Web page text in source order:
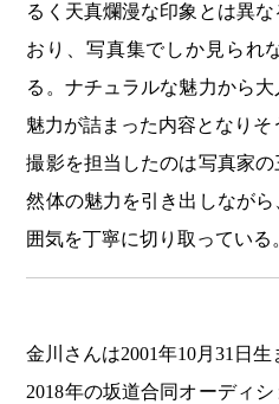
るく天真爛漫な印象とは異
おり、写真集でしか見られ
る。ナチュラルな魅力から
魅力が詰まった内容となりそ
撮影を担当したのは写真家
然体の魅力を引き出しなが
囲気を丁寧に切り取っている
金川さんは2001年10月31日生
2018年の坂道合同オーディ